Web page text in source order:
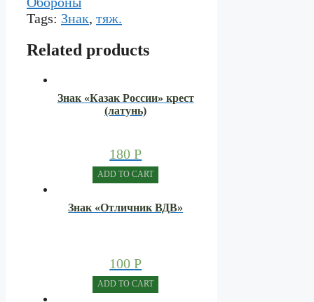
Tags: Знак, тяж.
Related products
Знак «Казак России» крест
(латунь)
180Р
ADD TO CART
Знак «Отличник ВДВ»
100Р
ADD TO CART